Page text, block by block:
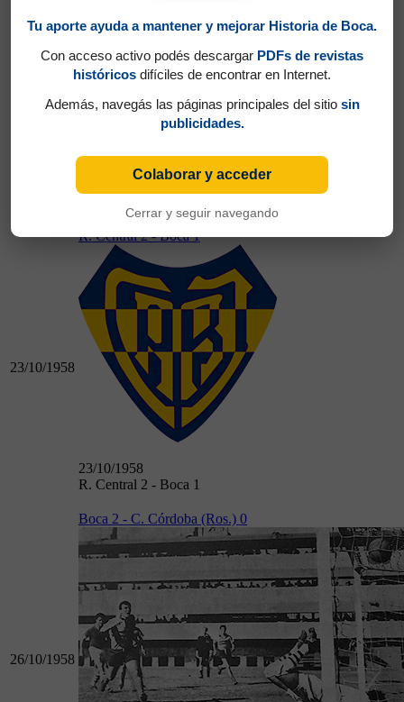
23/10/1958
R. Central 2 - Boca 1
23/10/1958
R. Central 2 - Boca 1
26/10/1958
Boca 2 - C. Córdoba (Ros.) 0
Tu aporte ayuda a mantener y mejorar Historia de Boca.
Con acceso activo podés descargar PDFs de revistas
históricos difíciles de encontrar en Internet.
Además, navegás las páginas principales del sitio sin
publicidades.
Colaborar y acceder
Cerrar y seguir navegando